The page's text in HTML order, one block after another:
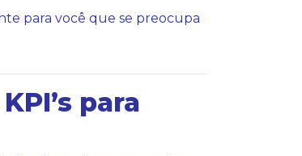
para você que se preocupa
para